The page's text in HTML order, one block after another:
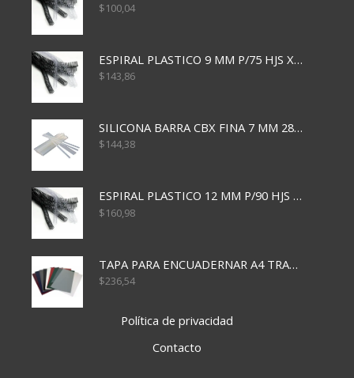
$100,04
ESPIRAL PLASTICO 9 MM P/75 HJS X50X2400
$143,86
SILICONA BARRA CBX FINA 7 MM 28 CM
$144,38
ESPIRAL PLASTICO 12 MM P/90 HJS X50X1500
$160,98
TAPA PARA ENCUADERNAR A4 TRANSP x50x500
$236,54
Política de privacidad
Contacto